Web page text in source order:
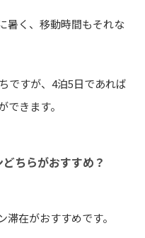
暑く、移動時間もそれな
ですが、4泊5日であれば
きます。
ちらがおすすめ？
在がおすすめです。